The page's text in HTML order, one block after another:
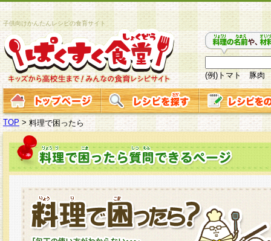
子供向けかんたんレシピの食育サイト
(例)トマト 豚肉
TOP >料理で困ったら